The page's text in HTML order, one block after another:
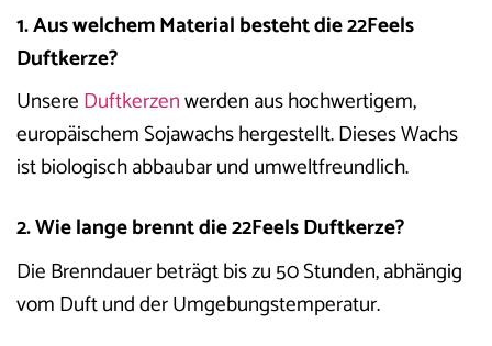
1. Aus welchem Material besteht die 22Feels
Duftkerze?
UnsereDuftkerzenwerden aus hochwertigem,
europäischem Sojawachs hergestellt. Dieses Wachs
ist biologisch abbaubar und umweltfreundlich.
2. Wie lange brennt die 22Feels Duftkerze?
Die Brenndauer beträgt bis zu 50 Stunden, abhängig
vom Duft und der Umgebungstemperatur.